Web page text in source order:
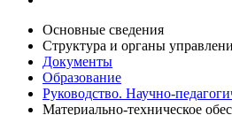
Основные сведения
Структура и органы
Документы
Образование
Руководство. Научно-
Материально-техническое